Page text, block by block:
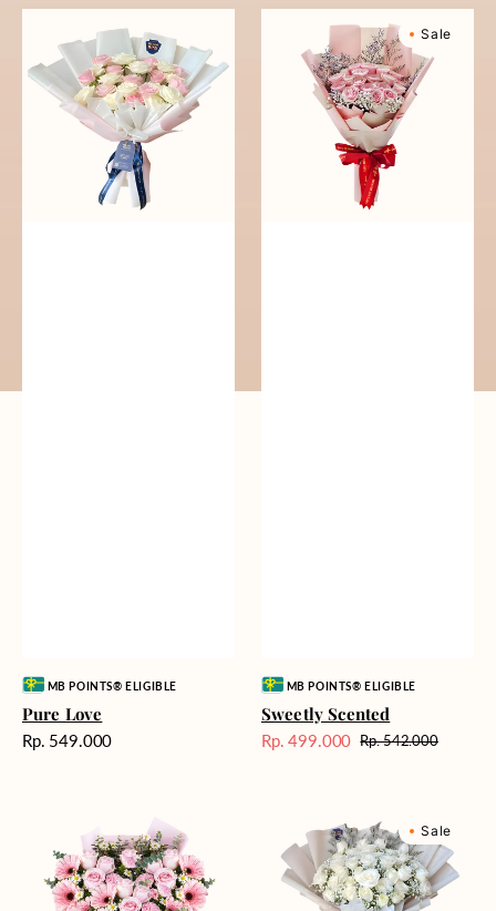
Vendor:MB POINTS® ELIGIBLE
Pure Love
Harga
Rp. 549.000
Sale
Vendor:MB POINTS® ELIGIBLE
Sweetly Scented
Harga
Rp. 499.000 Harga
Rp. 542.000
Perfection
Wonderland
Sale